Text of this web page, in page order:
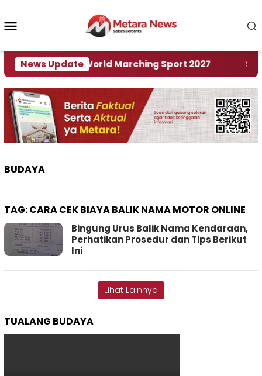
konten
News Update
Rumah World Marching Sport 2027 ‎Soal
BUDAYA
TAG:CARA CEK BIAYA BALIK NAMA MOTOR ONLINE
Bingung Urus Balik Nama Kendaraan,
Perhatikan Prosedur dan Tips Berikut
Ini
Lihat Lainnya
TUALANG BUDAYA